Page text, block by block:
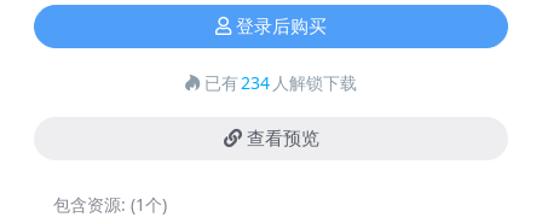
登录后购买
已有234 人解锁下载
查看预览
包含资源: (1个)